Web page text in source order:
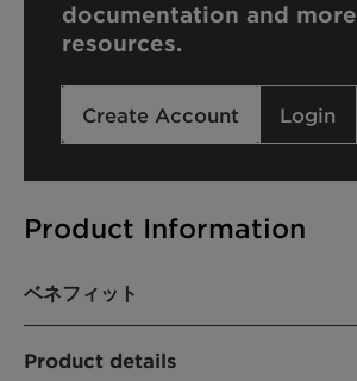
Product Information
ベネフィット
following advantages:
Product details
documentation and more
resources.
Create Account Login